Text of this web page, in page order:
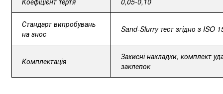
Стандарт випробувань
на знос
Sand-Slurry тест згідно з ISO
Комплектація
Захисні накладки, комплект
заклепок